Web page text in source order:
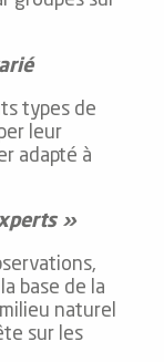
types de
leur
adapté à
»
base de la
naturel
sur les